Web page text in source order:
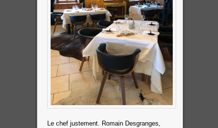
Le chef justement. Romain Desgranges,